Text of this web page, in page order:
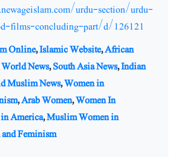
urdu-section/urdu-
films-concluding-part/d/126121
Online,Islamic Website,African
News,South Asia News,Indian
Muslim News,Women in
,Arab Women,Women In
America,Muslim Women in
Feminism